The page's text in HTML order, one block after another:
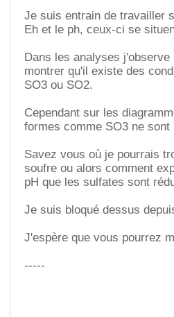
Je suis entrain de travailler
Eh et le ph, ceux-ci se
Dans les analyses
montrer qu'il existe des
SO3 ou SO2.
Cependant sur les
formes comme SO3 ne sont
Savez vous où je pourrais
soufre ou alors comment
pH que les sulfates sont
Je suis bloqué dessus
J'espère que vous pourrez
-----